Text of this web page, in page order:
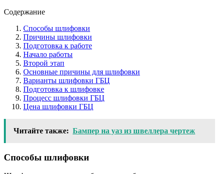
Содержание
Способы шлифовки
Причины шлифовки
Подготовка к работе
Начало работы
Второй этап
Основные причины для шлифовки
Варианты шлифовки ГБЦ
Подготовка к шлифовке
Процесс шлифовки ГБЦ
Цена шлифовки ГБЦ
Читайте также: Бампер на уаз из швеллера чертеж
Способы шлифовки